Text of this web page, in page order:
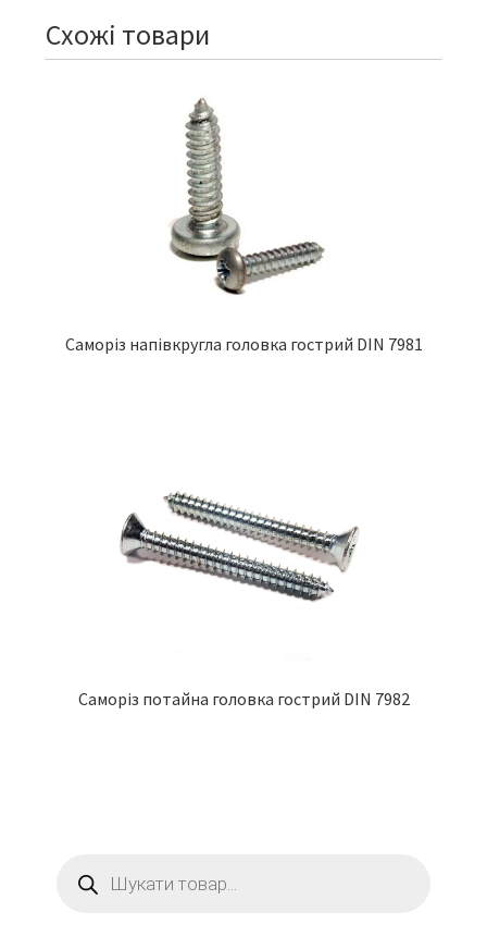
Схожі товари
Саморіз напівкругла головка гострий DIN 7981
Саморіз потайна головка гострий DIN 7982
товарів